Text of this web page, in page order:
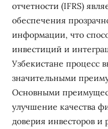
отчетности (IFRS)
обеспечения
информации, что
инвестиций и
Узбекистане процесс
значительными
Основными
улучшение качества
доверия инвесторов